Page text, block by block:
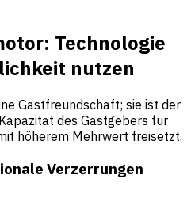
Technologie
nutzen
Gastfreundschaft; sie ist der
des Gastgebers für
höherem Mehrwert freisetzt.
Verzerrungen